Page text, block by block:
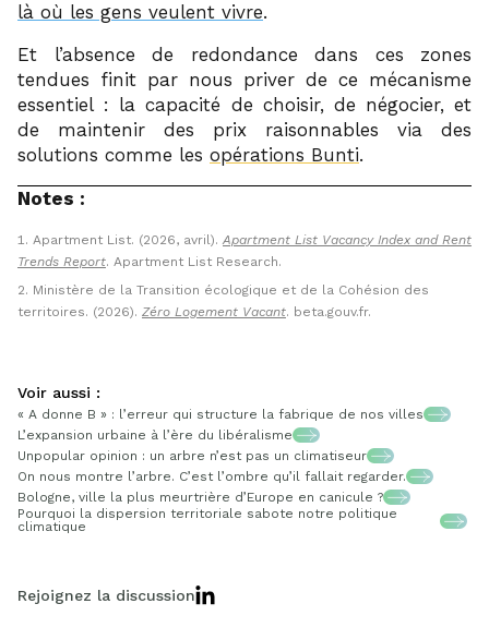
là où les gens veulent vivre.
Et l’absence de redondance dans ces zones
tendues finit par nous priver de ce mécanisme
essentiel : la capacité de choisir, de négocier, et
de maintenir des prix raisonnables via des
solutions comme les opérations Bunti.
Notes :
Apartment List. (2026, avril). Apartment List Vacancy Index and Rent
Trends Report. Apartment List Research.
Ministère de la Transition écologique et de la Cohésion des
territoires. (2026). Zéro Logement Vacant. beta.gouv.fr.
Voir aussi :
« A donne B » : l’erreur qui structure la fabrique de nos villes
L’expansion urbaine à l’ère du libéralisme
Unpopular opinion : un arbre n’est pas un climatiseur
On nous montre l’arbre. C’est l’ombre qu’il fallait regarder.
Bologne, ville la plus meurtrière d’Europe en canicule ?
Pourquoi la dispersion territoriale sabote notre politique
climatique
Rejoignez la discussion